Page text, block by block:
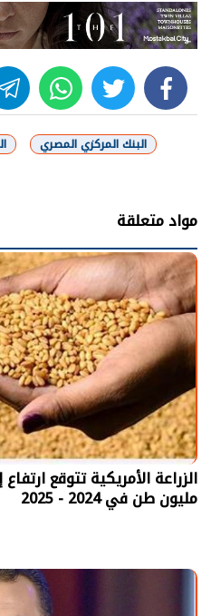
facebook
twitter
whats
البنك المركزي المصري
مواد متعلقة
مليون طن في 2024 - 2025